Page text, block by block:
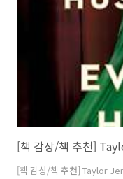
프로그램에 자주 나오는 피
분은 지성 피부이며 자신이
[책 감상/책 추천] Taylor